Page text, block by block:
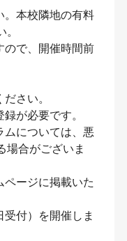
。本校隣地の有料
ので、開催時間前
さい。
が必要です。
については、悪
場合がございま
ージに掲載いた
付）を開催しま